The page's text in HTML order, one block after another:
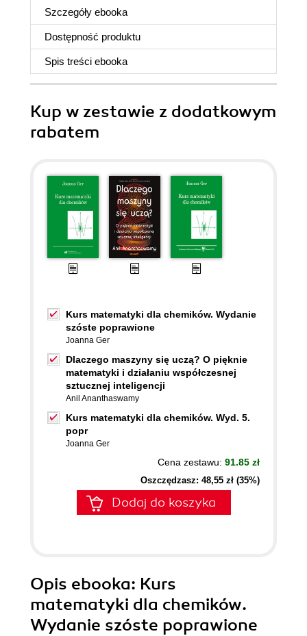
Szczegóły ebooka
Dostępność produktu
Spis treści ebooka
Kup w zestawie z dodatkowym
rabatem
Kurs matematyki dla chemików. Wydanie
szóste poprawione
Joanna Ger
Dlaczego maszyny się uczą? O pięknie
matematyki i działaniu współczesnej
sztucznej inteligencji
Anil Ananthaswamy
Kurs matematyki dla chemików. Wyd. 5.
popr
Joanna Ger
Cena zestawu: 91.85 zł
Oszczędzasz: 48,55 zł (35%)
Dodaj do koszyka
Opis ebooka: Kurs
matematyki dla chemików.
Wydanie szóste poprawione